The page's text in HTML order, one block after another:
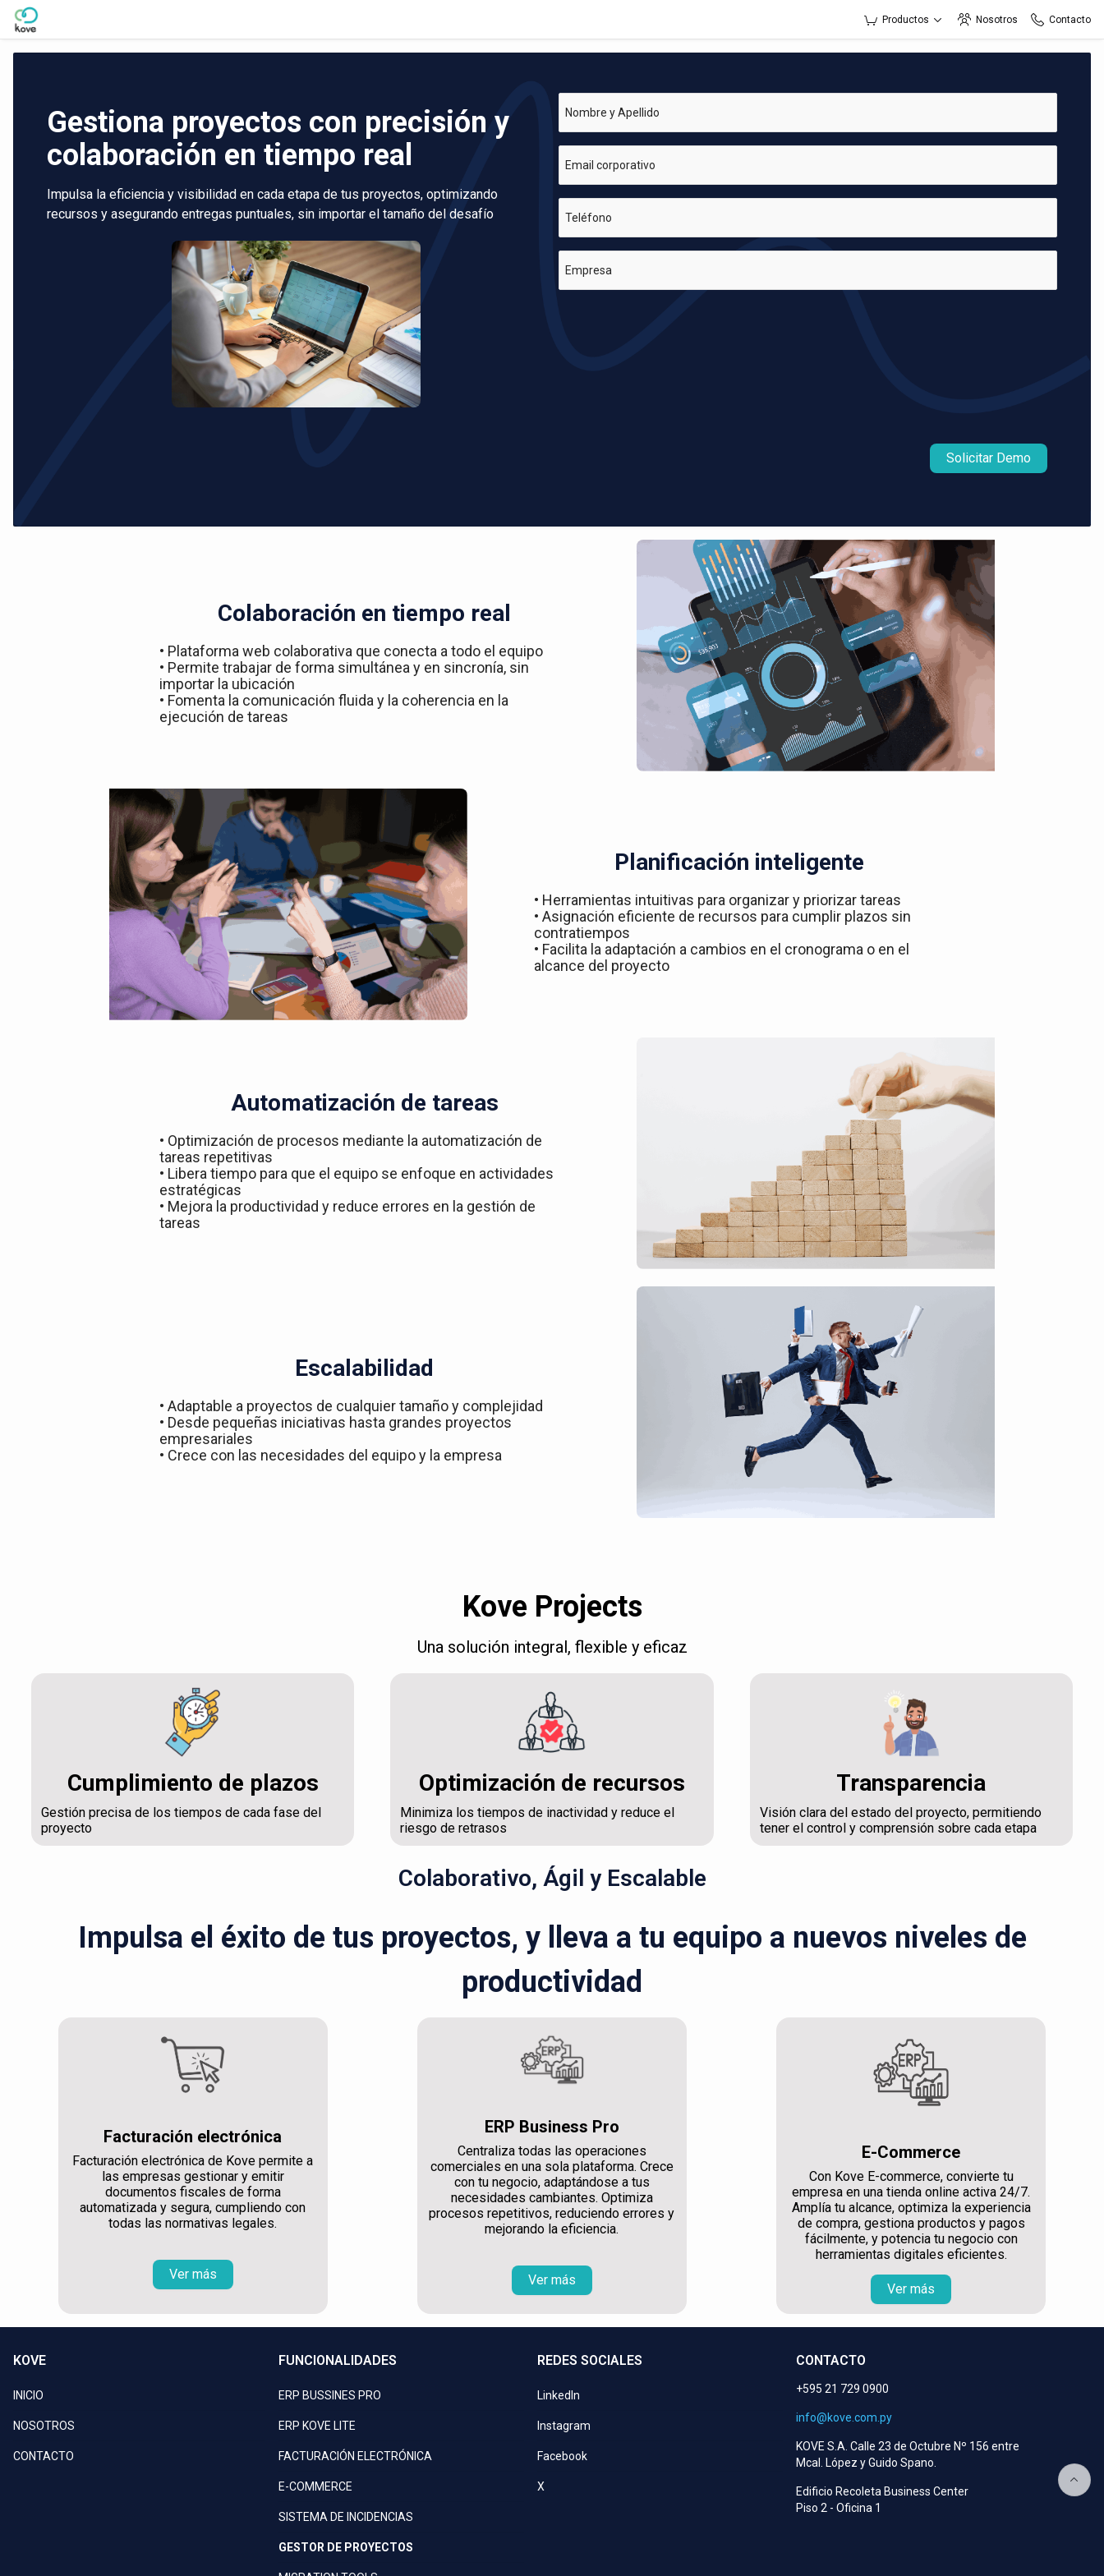
Skip to Main Content
Productos Nosotros Contacto
Gestiona proyectos con precisión y
colaboración en tiempo real
Impulsa la eficiencia y visibilidad en cada etapa de tus proyectos, optimizando
recursos y asegurando entregas puntuales, sin importar el tamaño del desafío
Nombre y Apellido
Email corporativo
Teléfono
Empresa
Solicitar Demo
Colaboración en tiempo real
• Plataforma web colaborativa que conecta a todo el equipo
• Permite trabajar de forma simultánea y en sincronía, sin
importar la ubicación
• Fomenta la comunicación fluida y la coherencia en la
ejecución de tareas
Planificación inteligente
• Herramientas intuitivas para organizar y priorizar tareas
• Asignación eficiente de recursos para cumplir plazos sin
contratiempos
• Facilita la adaptación a cambios en el cronograma o en el
alcance del proyecto
Automatización de tareas
• Optimización de procesos mediante la automatización de
tareas repetitivas
• Libera tiempo para que el equipo se enfoque en actividades
estratégicas
• Mejora la productividad y reduce errores en la gestión de
tareas
Escalabilidad
• Adaptable a proyectos de cualquier tamaño y complejidad
• Desde pequeñas iniciativas hasta grandes proyectos
empresariales
• Crece con las necesidades del equipo y la empresa
Kove Projects
Una solución integral, flexible y eficaz
Cumplimiento de plazos
Gestión precisa de los tiempos de cada fase del
proyecto
Optimización de recursos
Minimiza los tiempos de inactividad y reduce el
riesgo de retrasos
Transparencia
Visión clara del estado del proyecto, permitiendo
tener el control y comprensión sobre cada etapa
Colaborativo, Ágil y Escalable
Impulsa el éxito de tus proyectos, y lleva a tu equipo a nuevos niveles de
productividad
Facturación electrónica
Facturación electrónica de Kove permite a
las empresas gestionar y emitir
documentos fiscales de forma
automatizada y segura, cumpliendo con
todas las normativas legales.
Ver más
ERP Business Pro
Centraliza todas las operaciones
comerciales en una sola plataforma. Crece
con tu negocio, adaptándose a tus
necesidades cambiantes. Optimiza
procesos repetitivos, reduciendo errores y
mejorando la eficiencia.
Ver más
E-Commerce
Con Kove E-commerce, convierte tu
empresa en una tienda online activa 24/7.
Amplía tu alcance, optimiza la experiencia
de compra, gestiona productos y pagos
fácilmente, y potencia tu negocio con
herramientas digitales eficientes.
Ver más
KOVE
INICIO
NOSOTROS
CONTACTO
FUNCIONALIDADES
ERP BUSSINES PRO
ERP KOVE LITE
FACTURACIÓN ELECTRÓNICA
E-COMMERCE
SISTEMA DE INCIDENCIAS
GESTOR DE PROYECTOS
REDES SOCIALES
LinkedIn
Instagram
Facebook
X
CONTACTO
+595 21 729 0900
info@kove.com.py
KOVE S.A. Calle 23 de Octubre Nº 156 entre
Mcal. López y Guido Spano.
Edificio Recoleta Business Center
Piso 2 - Oficina 1